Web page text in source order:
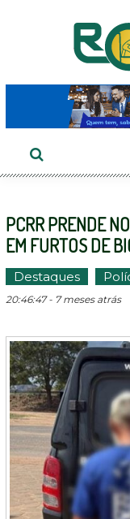
PCRR PRENDE
EM FURTOS DE
Destaques
20:46:47 - 7 meses atrás